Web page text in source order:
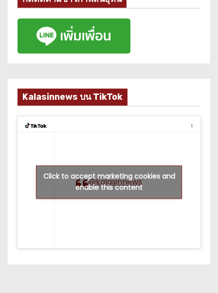
Kalasinnews บน TikTok
@kalasinnews
Click to accept marketing cookies and
enable this content